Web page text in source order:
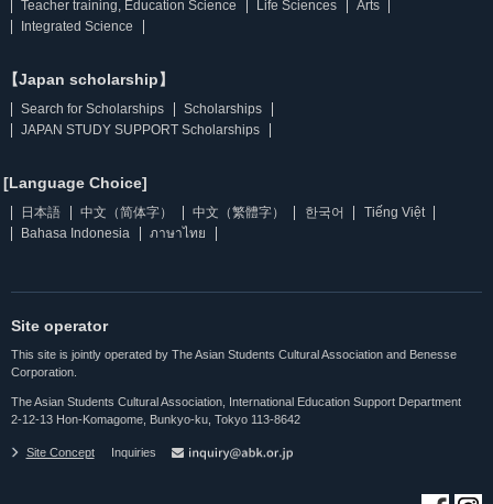
Teacher training, Education Science
Life Sciences
Arts
Integrated Science
【Japan scholarship】
Search for Scholarships
Scholarships
JAPAN STUDY SUPPORT Scholarships
[Language Choice]
日本語 中文（简体字） 中文（繁體字） 한국어
Tiếng Việt
Bahasa Indonesia
ภาษาไทย
Site operator
This site is jointly operated by The Asian Students Cultural Association and Benesse
Corporation.
The Asian Students Cultural Association, International Education Support Department
2-12-13 Hon-Komagome, Bunkyo-ku, Tokyo 113-8642
Site Concept Inquiries